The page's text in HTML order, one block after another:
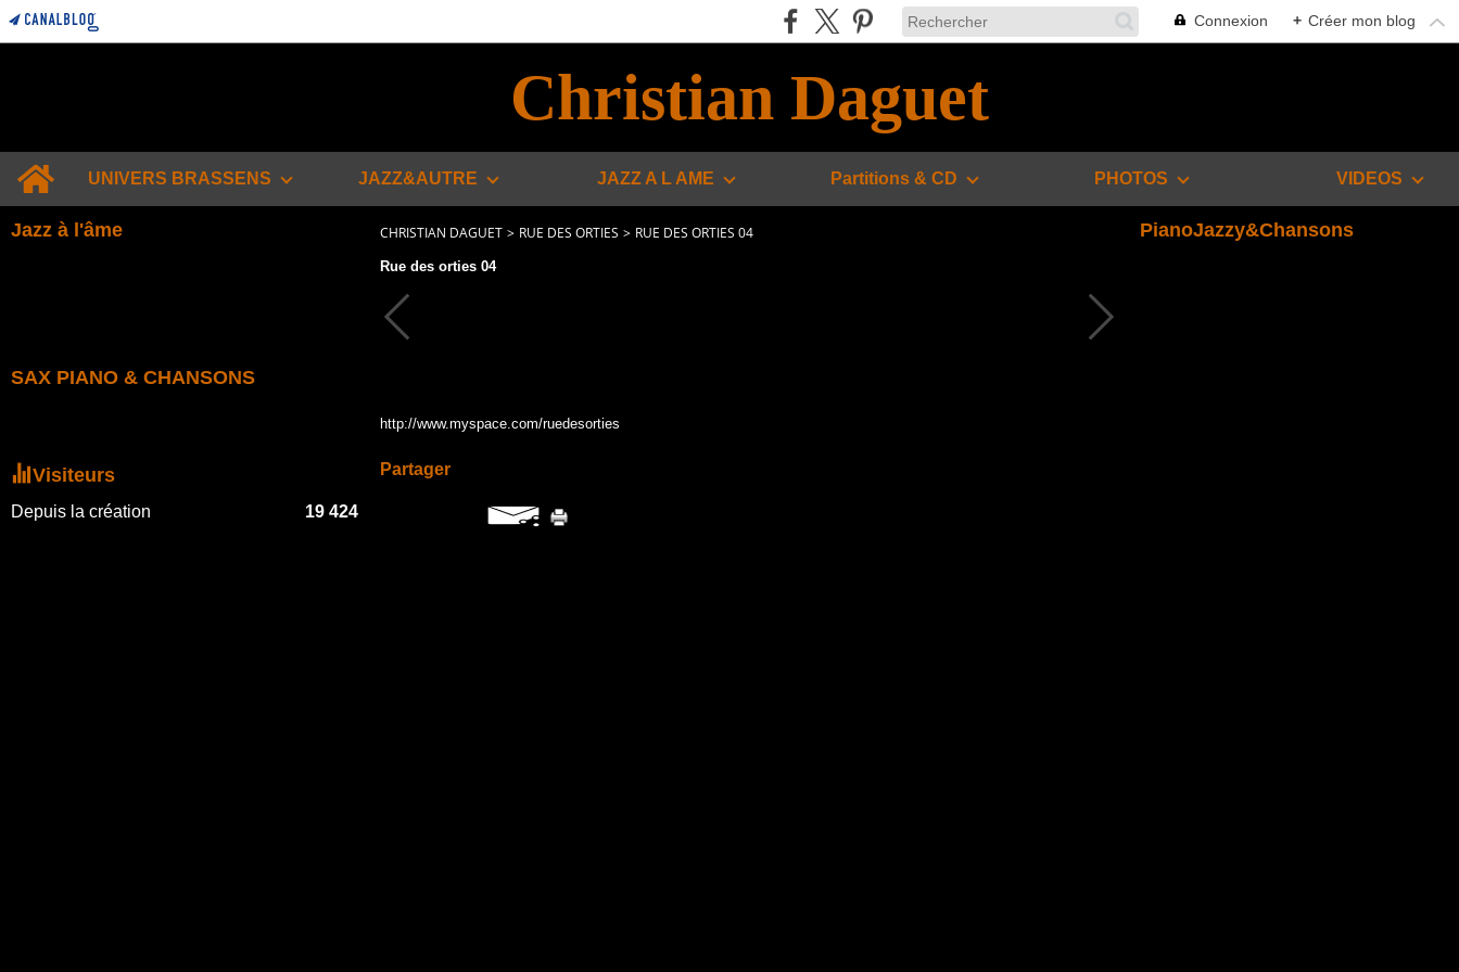
Connexion + Créer mon blog
Christian Daguet
UNIVERS BRASSENS
JAZZ&AUTRE JAZZ A L AME Partitions & CD PHOTOS VIDEOS
Jazz à l'âme
SAX PIANO & CHANSONS
Visiteurs
Depuis la création 19 424
CHRISTIAN DAGUET > RUE DES ORTIES > RUE DES ORTIES 04
Rue des orties 04
http://www.myspace.com/ruedesorties
Partager
PianoJazzy&Chansons